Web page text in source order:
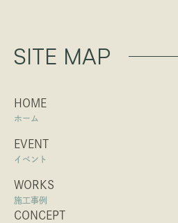
SITE MAP
HOME
ホーム
EVENT
イベント
WORKS
施工事例
CONCEPT